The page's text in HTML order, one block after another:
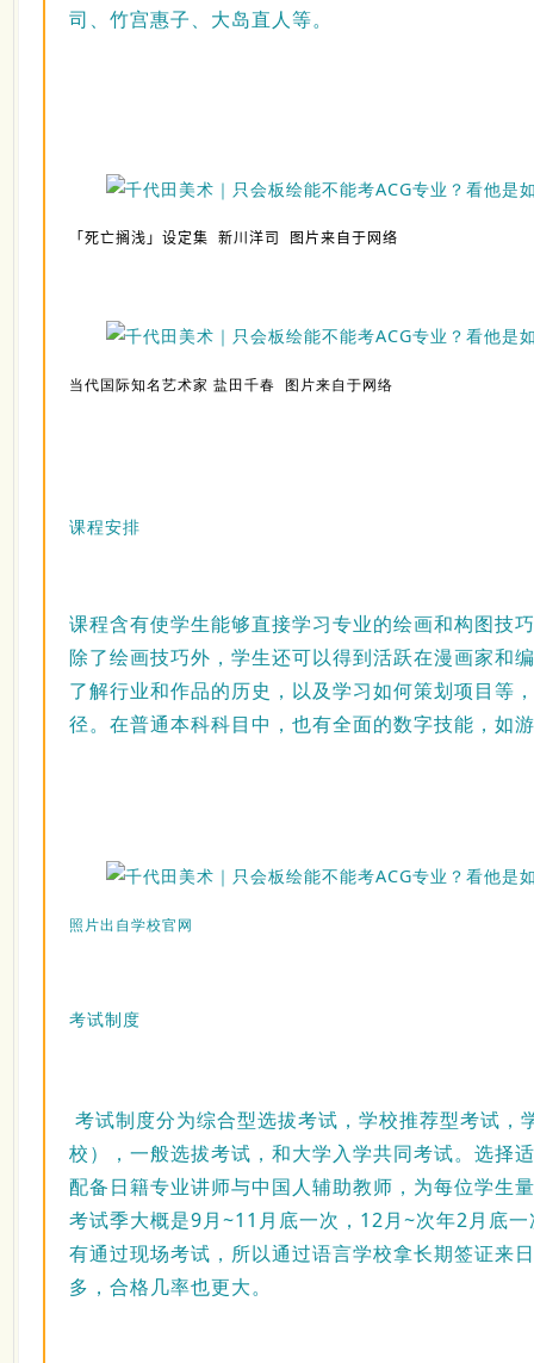
司、竹宫惠子、大岛直人等。
「死亡搁浅」设定集 新川洋司 图片来自于网络
当代国际知名艺术家 盐田千春 图片来自于网络
课程安排
课程含有使学生能够直接学习专业的绘画和构图技
除了绘画技巧外，学生还可以得到活跃在漫画家和
了解行业和作品的历史，以及学习如何策划项目等
径。在普通本科科目中，也有全面的数字技能，如
照片出自学校官网
考试制度
考试制度分为综合型选拔考试，学校推荐型考试，
校），一般选拔考试，和大学入学共同考试。选择
配备日籍专业讲师与中国人辅助教师，为每位学生
考试季大概是9月~11月底一次，12月~次年2月底
有通过现场考试，所以通过语言学校拿长期签证来
多，合格几率也更大。